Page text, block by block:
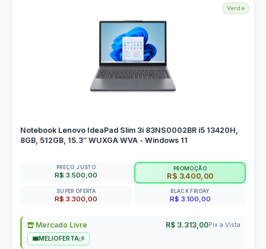
Verde
Notebook Lenovo IdeaPad Slim 3i 83NS0002BR i5 13420H,
8GB, 512GB, 15.3″ WUXGA WVA - Windows 11
PREÇO JUSTO
R$ 3.500,00
PROMOÇÃO
R$ 3.400,00
SUPER OFERTA
R$ 3.300,00
BLACK FRIDAY
R$ 3.100,00
Mercado Livre R$ 3.313,00Pix a Vista
MELIOFERTA